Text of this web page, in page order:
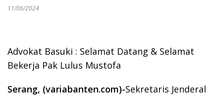
11/06/2024
Advokat Basuki : Selamat Datang & Selamat
Bekerja Pak Lulus Mustofa
Serang, (variabanten.com)-Sekretaris Jenderal